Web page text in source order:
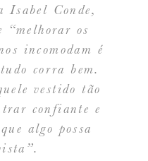
Isabel Conde,
“melhorar os
incomodam é
corra bem.
vestido tão
confiante e
algo possa